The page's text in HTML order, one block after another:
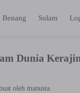
Benang Sulam
Dunia
oleh manusia.